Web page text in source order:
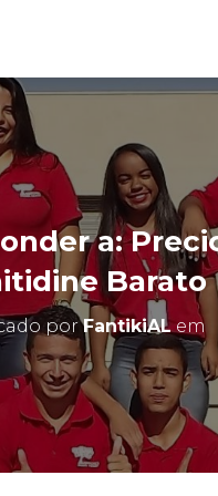
a:
Barato
porFantikiALem